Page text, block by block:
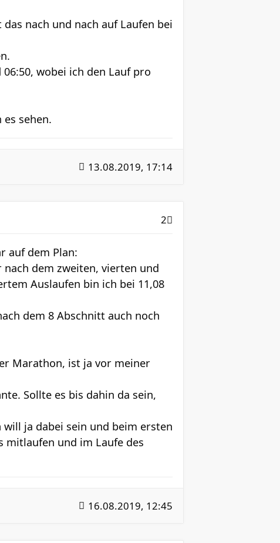
nach und nach auf Laufen bei
wobei ich den Lauf pro
sehen.
13.08.2019, 17:14
2
auf dem Plan:
dem zweiten, vierten und
Auslaufen bin ich bei 11,08
dem 8 Abschnitt auch noch
Marathon, ist ja vor meiner
Sollte es bis dahin da sein,
ja dabei sein und beim ersten
mitlaufen und im Laufe des
16.08.2019, 12:45